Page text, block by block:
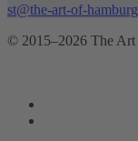
st@the-art-of-
© 2015–2026 The